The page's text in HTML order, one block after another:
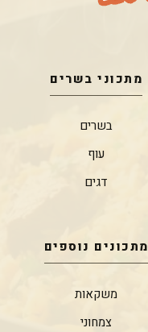
מתכוני בשרים
בשרים
עוף
דגים
מתכונים נוספים
משקאות
צמחוני